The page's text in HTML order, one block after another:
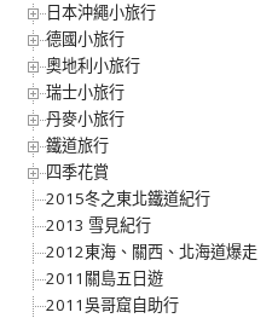
日本沖繩小旅行
德國小旅行
奧地利小旅行
瑞士小旅行
丹麥小旅行
鐵道旅行
四季花賞
2015冬之東北鐵道紀行
2013 雪見紀行
2012東海、關西、北海道爆走
2011關島五日遊
2011吳哥窟自助行